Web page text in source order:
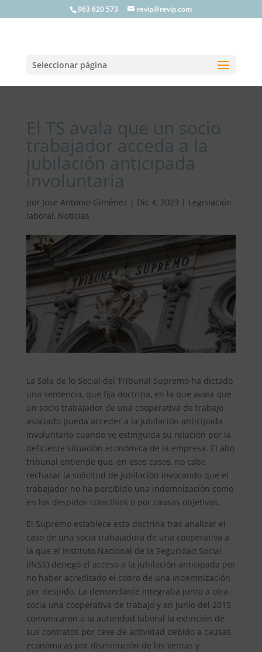
963 620 573 revip@revip.com
Seleccionar página
El TS avala que un socio
trabajador acceda a la
jubilación anticipada
involuntaria
por José Antonio Giménez | Dic 4, 2023 | Legislación
laboral, Noticias
La Sala de lo Social del Tribunal Supremo ha dictado
una sentencia, que fija doctrina, en la que avala que
un socio trabajador de una cooperativa de trabajo
asociado pueda acceder a la jubilación anticipada
involuntaria cuando ve extinguida su relación por la
deficiente situación económica de la empresa. El alto
tribunal entiende que, en esos casos, no cabe
rechazar la solicitud de jubilación invocando que el
trabajador no ha percibido una indemnización como
en los despidos colectivos o por causas objetivas.
El Supremo establece esta doctrina tras analizar el
caso de una socia trabajadora de una cooperativa a
la que el Instituto Nacional de la Seguridad Social
(INSS) denegó el acceso a la jubilación anticipada por
no haber acreditado el cobro de una indemnización
por despido. La demandante integraba junto a otra
socia una cooperativa de trabajo y en junio del 2015
comunicaron a la autoridad laboral la extinción de
sus contratos por cese de actividad debido a causas
económicas por disminución de las ventas y